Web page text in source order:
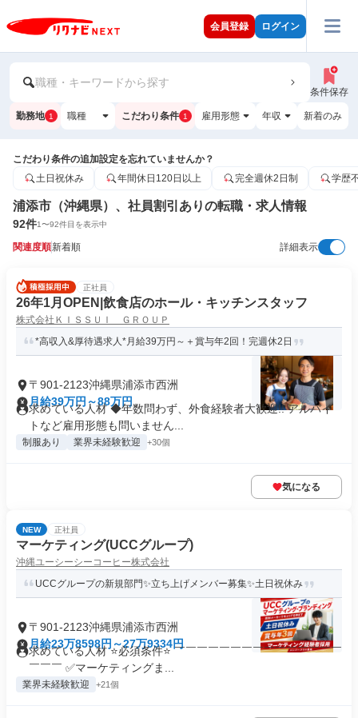
会員登録 ログイン
職種・キーワードから探す
条件保存
勤務地 1 職種 こだわり条件 1 雇用形態 年収 新着のみ
こだわり条件の追加設定を忘れていませんか？
土日祝休み
年間休日120日以上 完全週休2日制 学歴
浦添市（沖縄県）、社員割引ありの転職・求人情報
92件1〜92件目を表示中
関連度順新着順 詳細表示
正社員
26年1月OPEN|飲食店のホール・キッチンスタッフ
株式会社ＫＩＳＳＵＩ ＧＲＯＵＰ
*高収入&厚待遇求人*月給39万円～＋賞与年2回！完週休2日
〒901-2123沖縄県浦添市西洲
月給39万円～88万円
求めている人材 ◆年数問わず、外食経験者大歓迎!! アルバイ
トなど雇用形態も問いません...
制服あり 業界未経験歓迎 +30個
気になる
NEW 正社員
マーケティング(UCCグループ)
沖縄ユーシーシーコーヒー株式会社
UCCグループの新規部門✨立ち上げメンバー募集✨土日祝休み
〒901-2123沖縄県浦添市西洲
月給23万8598円～27万9334円
求めている人材 ⭐必須条件⭐ ￣￣￣￣￣￣￣￣￣￣￣￣￣￣￣
￣￣￣ ✅マーケティングま...
業界未経験歓迎 +21個